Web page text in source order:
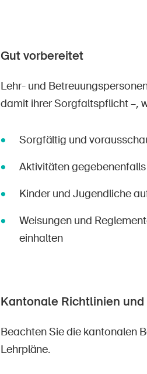
Gut vorbereitet
Lehr- und
damit ihrer Sorgfaltspflicht –,
Sorgfältig und
Aktivitäten
Kinder und Jugendliche
Weisungen und
einhalten
Kantonale Richtlinien und
Beachten Sie die kantonalen
Lehrpläne.